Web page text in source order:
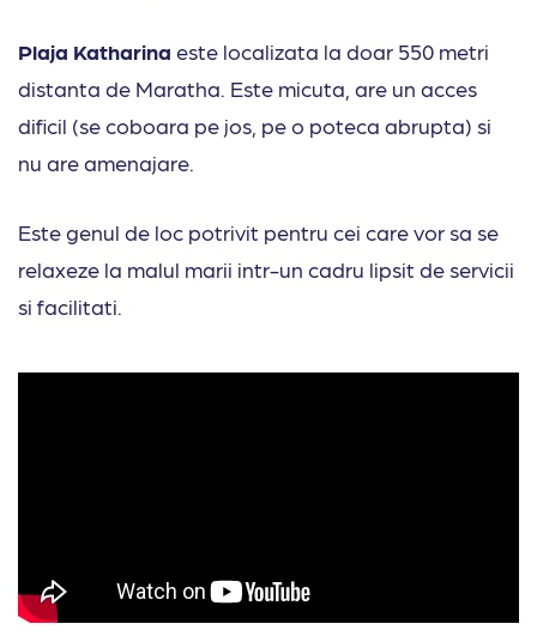
Plaja Katharina este localizata la doar 550 metri
distanta de Maratha. Este micuta, are un acces
dificil (se coboara pe jos, pe o poteca abrupta) si
nu are amenajare.
Este genul de loc potrivit pentru cei care vor sa se
relaxeze la malul marii intr-un cadru lipsit de servicii
si facilitati.